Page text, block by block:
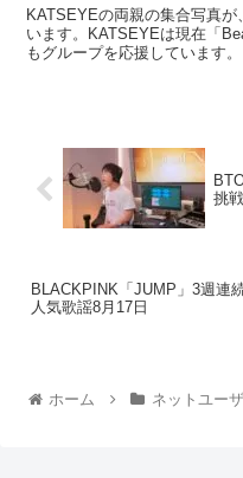
KATSEYEの両親の集合写真
います。KATSEYEは現在「
もグループを応援しています。
挑
BLACKPINK「JUMP」3週連
人気歌謡8月17日
ホーム ネットユー